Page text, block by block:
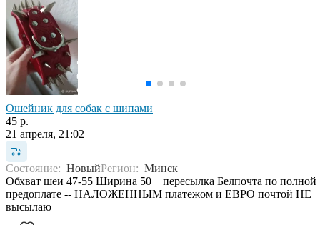
Ошейник для собак с шипами
45 р.
21 апреля, 21:02
Состояние: НовыйРегион: Минск
Обхват шеи 47-55 Ширина 50 _ пересылка Белпочта по полной
предоплате -- НАЛОЖЕННЫМ платежом и ЕВРО почтой НЕ
высылаю